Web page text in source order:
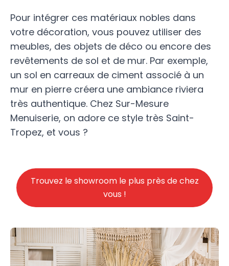
Pour intégrer ces matériaux nobles dans
votre décoration, vous pouvez utiliser des
meubles, des objets de déco ou encore des
revêtements de sol et de mur. Par exemple,
un sol en carreaux de ciment associé à un
mur en pierre créera une ambiance riviera
très authentique. Chez Sur-Mesure
Menuiserie, on adore ce style très Saint-
Tropez, et vous ?
Trouvez le showroom le plus près de chez
vous !